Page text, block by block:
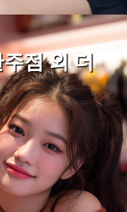
점 외 더